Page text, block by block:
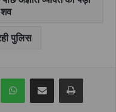
पुलिस
WhatsAppShare via Email Print